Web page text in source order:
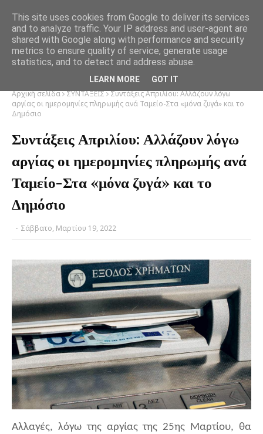
Αρχική σελίδα ΣΥΝΤΑΞΕΙΣ Συντάξεις Απριλίου: Αλλάζουν λόγω
αργίας οι ημερομηνίες πληρωμής ανά Ταμείο-Στα «μόνα ζυγά» και το
Δημόσιο
Συντάξεις Απριλίου: Αλλάζουν λόγω
αργίας οι ημερομηνίες πληρωμής ανά
Ταμείο-Στα «μόνα ζυγά» και το
Δημόσιο
- Σάββατο, Μαρτίου 19, 2022
Αλλαγές, λόγω της αργίας της 25ης Μαρτίου, θα
This site uses cookies from Google to deliver its services
and to analyze traffic. Your IP address and user-agent are
shared with Google along with performance and security
metrics to ensure quality of service, generate usage
statistics, and to detect and address abuse.
LEARN MORE GOT IT